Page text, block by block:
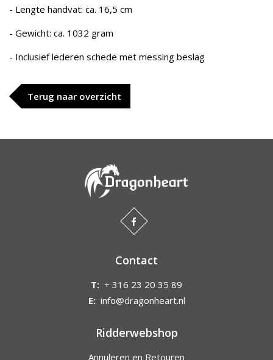
- Lengte handvat: ca. 16,5 cm
- Gewicht: ca. 1032 gram
- Inclusief lederen schede met messing beslag
Terug naar overzicht
Contact
T: + 316 23 20 35 89
E: info@dragonheart.nl
Ridderwebshop
Annuleren en Retouren